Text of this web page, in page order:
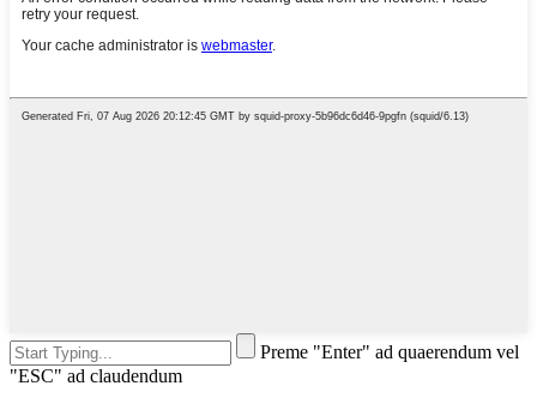
Preme "Enter" ad quaerendum vel
"ESC" ad claudendum